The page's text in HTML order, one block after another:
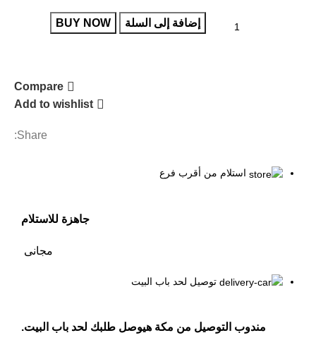
إضافة إلى السلة BUY NOW
Compare
Add to wishlist
Share:
استلام من أقرب فرع
جاهزة للاستلام
مجانى
توصيل لحد باب البيت
مندوب التوصيل من مكة هيوصل طلبك لحد باب البيت.